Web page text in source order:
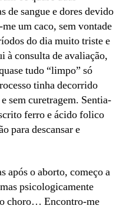
de sangue e dores devido
um caco, sem vontade
do dia muito triste e
à consulta de avaliação,
tudo “limpo” só
tinha decorrido
sem curetragem. Sentia-
ferro e ácido folico
para descansar e
após o aborto, começo a
psicologicamente
choro… Encontro-me